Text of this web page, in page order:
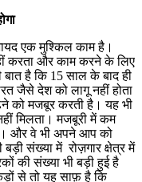
एक मुश्किल काम है।
करता और काम करने के लिए
है कि 15 साल के बाद ही
जैसे देश को लागू नहीं होता
को मजबूर करती है। यह भी
मिलता। मजबूरी में कम
और वे भी अपने आप को
संख्या में रोज़गार क्षेत्र में
की संख्या भी बड़ी हुई है
से तो यह साफ़ है कि